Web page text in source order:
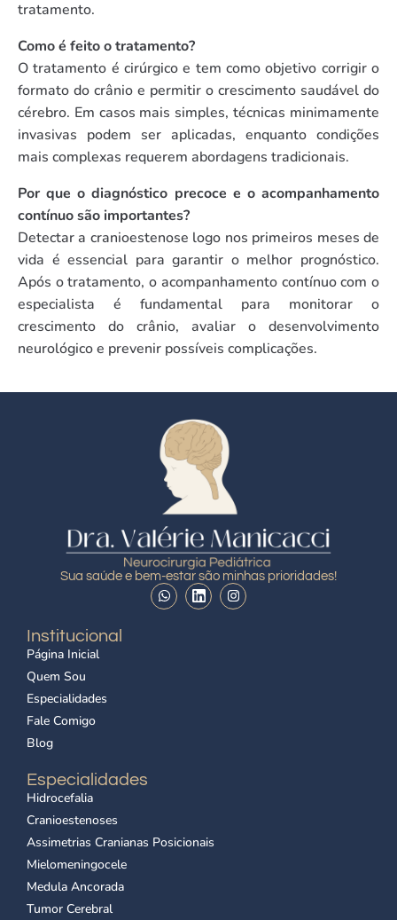
tratamento.
Como é feito o tratamento?
O tratamento é cirúrgico e tem como objetivo corrigir o
formato do crânio e permitir o crescimento saudável do
cérebro. Em casos mais simples, técnicas minimamente
invasivas podem ser aplicadas, enquanto condições
mais complexas requerem abordagens tradicionais.
Por que o diagnóstico precoce e o acompanhamento
contínuo são importantes?
Detectar a cranioestenose logo nos primeiros meses de
vida é essencial para garantir o melhor prognóstico.
Após o tratamento, o acompanhamento contínuo com o
especialista é fundamental para monitorar o
crescimento do crânio, avaliar o desenvolvimento
neurológico e prevenir possíveis complicações.
Sua saúde e bem-estar são minhas prioridades!
Institucional
Página Inicial
Quem Sou
Especialidades
Fale Comigo
Blog
Especialidades
Hidrocefalia
Cranioestenoses
Assimetrias Cranianas Posicionais
Mielomeningocele
Medula Ancorada
Tumor Cerebral